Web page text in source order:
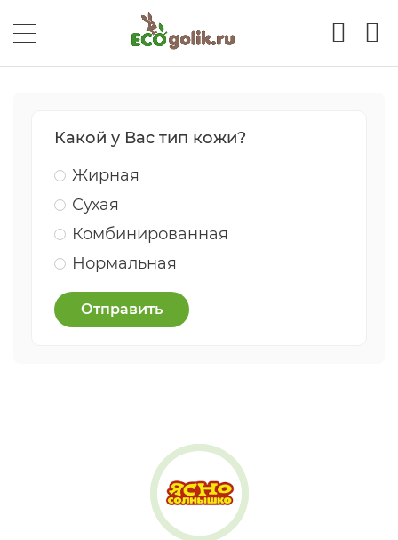
Какой у Вас тип кожи?
Жирная
Сухая
Комбинированная
Нормальная
Отправить